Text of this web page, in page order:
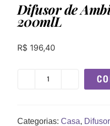
Difusor de
200mlL
R$196,40
Categorias: Casa,